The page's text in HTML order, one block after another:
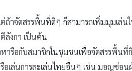
าจัดสรรพื้นที่ดีๆ ก็สามารถเพิ่มมุมเล่น
ลังกา เป็นต้น
รือกับสมาชิกในชุมชนเพื่อจัดสรรพื้นที่
รือเล่นการละเล่นไทยอื่นๆ เช่น มอญซ่